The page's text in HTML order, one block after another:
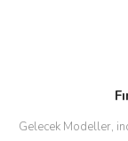
Gelecek Modeller,